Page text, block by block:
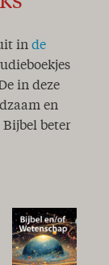
in de
in deze
en
beter